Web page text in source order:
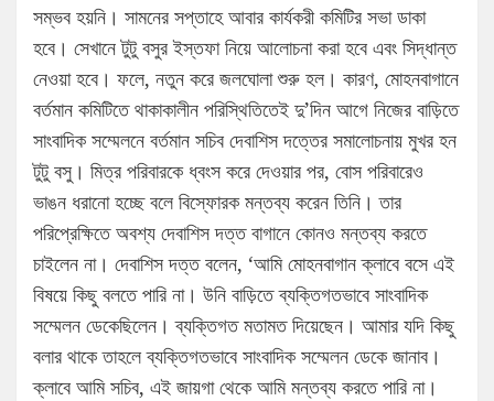
সম্ভব হয়নি। সামনের সপ্তাহে আবার কার্যকরী কমিটির সভা ডাকা
হবে। সেখানে টুটু বসুর ইস্তফা নিয়ে আলোচনা করা হবে এবং সিদ্ধান্ত
নেওয়া হবে। ফলে, নতুন করে জলঘোলা শুরু হল। কারণ, মোহনবাগানে
বর্তমান কমিটিতে থাকাকালীন পরিস্থিতিতেই দু’দিন আগে নিজের বাড়িতে
সাংবাদিক সম্মেলনে বর্তমান সচিব দেবাশিস দত্তের সমালোচনায় মুখর হন
টুটু বসু। মিত্র পরিবারকে ধ্বংস করে দেওয়ার পর, বোস পরিবারেও
ভাঙন ধরানো হচ্ছে বলে বিস্ফোরক মন্তব্য করেন তিনি। তার
পরিপ্রেক্ষিতে অবশ্য দেবাশিস দত্ত বাগানে কোনও মন্তব্য করতে
চাইলেন না। দেবাশিস দত্ত বলেন, ‘আমি মোহনবাগান ক্লাবে বসে এই
বিষয়ে কিছু বলতে পারি না। উনি বাড়িতে ব্যক্তিগতভাবে সাংবাদিক
সম্মেলন ডেকেছিলেন। ব্যক্তিগত মতামত দিয়েছেন। আমার যদি কিছু
বলার থাকে তাহলে ব্যক্তিগতভাবে সাংবাদিক সম্মেলন ডেকে জানাব।
ক্লাবে আমি সচিব, এই জায়গা থেকে আমি মন্তব্য করতে পারি না।